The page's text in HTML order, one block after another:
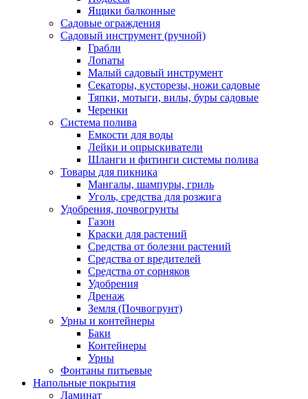
Ящики балконные
Садовые ограждения
Садовый инструмент (ручной)
Грабли
Лопаты
Малый садовый инструмент
Секаторы, кусторезы, ножи садовые
Тяпки, мотыги, вилы, буры садовые
Черенки
Система полива
Емкости для воды
Лейки и опрыскиватели
Шланги и фитинги системы полива
Товары для пикника
Мангалы, шампуры, гриль
Уголь, средства для розжига
Удобрения, почвогрунты
Газон
Краски для растений
Средства от болезни растений
Средства от вредителей
Средства от сорняков
Удобрения
Дренаж
Земля (Почвогрунт)
Урны и контейнеры
Баки
Контейнеры
Урны
Фонтаны питьевые
Напольные покрытия
Ламинат